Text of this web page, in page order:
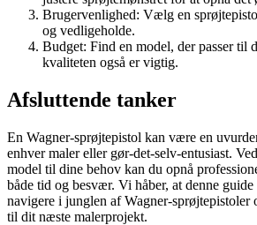
Brugervenlighed: Vælg en
og vedligeholde.
Budget: Find en model, der passer til
kvaliteten også er vigtig.
Afsluttende tanker
En Wagner-sprøjtepistol kan være en
enhver maler eller gør-det-selv-entusiast.
model til dine behov kan du opnå
både tid og besvær. Vi håber, at denne
navigere i junglen af Wagner-sprøjtepistoler
til dit næste malerprojekt.